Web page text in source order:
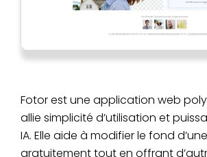
Fotor est une application web
allie simplicité d’utilisation et
IA. Elle aide à modifier le fond
gratuitement tout en offrant